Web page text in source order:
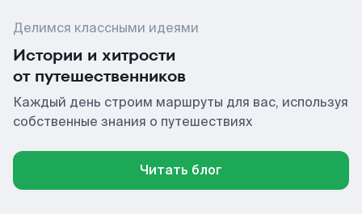
Делимся классными идеями
Истории и хитрости
от путешественников
Каждый день строим маршруты для вас, используя
собственные знания о путешествиях
Читать блог